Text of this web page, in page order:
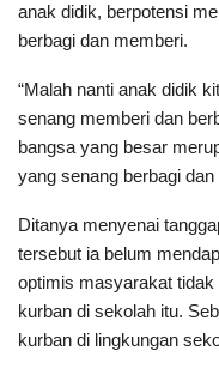
anak didik, berpotensi
berbagi dan memberi.
“Malah nanti anak didik
senang memberi dan
bangsa yang besar
yang senang berbagi
Ditanya menyenai
tersebut ia belum
optimis masyarakat
kurban di sekolah itu.
kurban di lingkungan